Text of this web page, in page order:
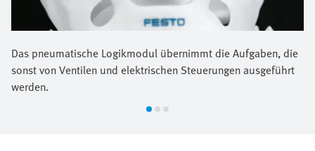
Das pneumatische Logikmodul übernimmt die Aufgaben, die
sonst von Ventilen und elektrischen Steuerungen ausgeführt
werden.